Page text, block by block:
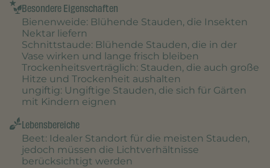
Besondere Eigenschaften
Bienenweide: Blühende Stauden, die Insekten
Nektar liefern
Schnittstaude: Blühende Stauden, die in der
Vase wirken und lange frisch bleiben
Trockenheitsverträglich: Stauden, die auch große
Hitze und Trockenheit aushalten
ungiftig: Ungiftige Stauden, die sich für Gärten
mit Kindern eignen
Lebensbereiche
Beet: Idealer Standort für die meisten Stauden,
jedoch müssen die Lichtverhältnisse
berücksichtigt werden